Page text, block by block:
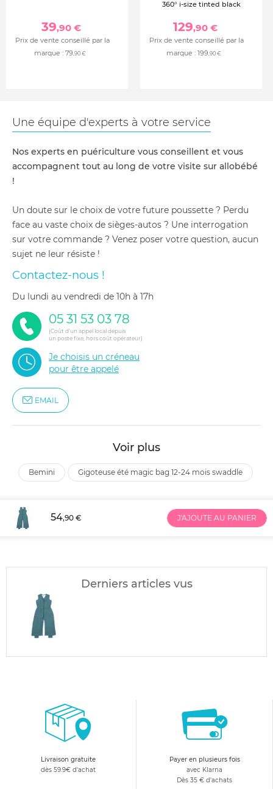
39,90 €
Prix de vente conseillé par la
marque : 79,90 €
360° i-size tinted black
129,90 €
Prix de vente conseillé par la
marque : 199,90 €
Une équipe d'experts à votre service
Nos experts en puériculture vous conseillent et vous
accompagnent tout au long de votre visite sur allobébé
!
Un doute sur le choix de votre future poussette ? Perdu
face au vaste choix de sièges-autos ? Une interrogation
sur votre commande ? Venez poser votre question, aucun
sujet ne leur résiste !
Contactez-nous !
du lundi au vendredi de 10h à 17h
05 31 53 03 78
(Coût d'un appel local depuis
un poste fixe, hors coût opérateur)
Je choisis un créneau
pour être appelé
EMAIL
Voir plus
bemini gigoteuse été magic bag 12-24 mois swaddle
54,90 € J'AJOUTE AU PANIER
Derniers articles vus
Livraison gratuite
dès 59.9€ d'achat
Payer en plusieurs fois
avec Klarna
Dès 35 € d'achats